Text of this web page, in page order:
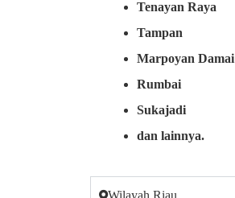
Tenayan Raya
Tampan
Marpoyan Damai
Rumbai
Sukajadi
dan lainnya.